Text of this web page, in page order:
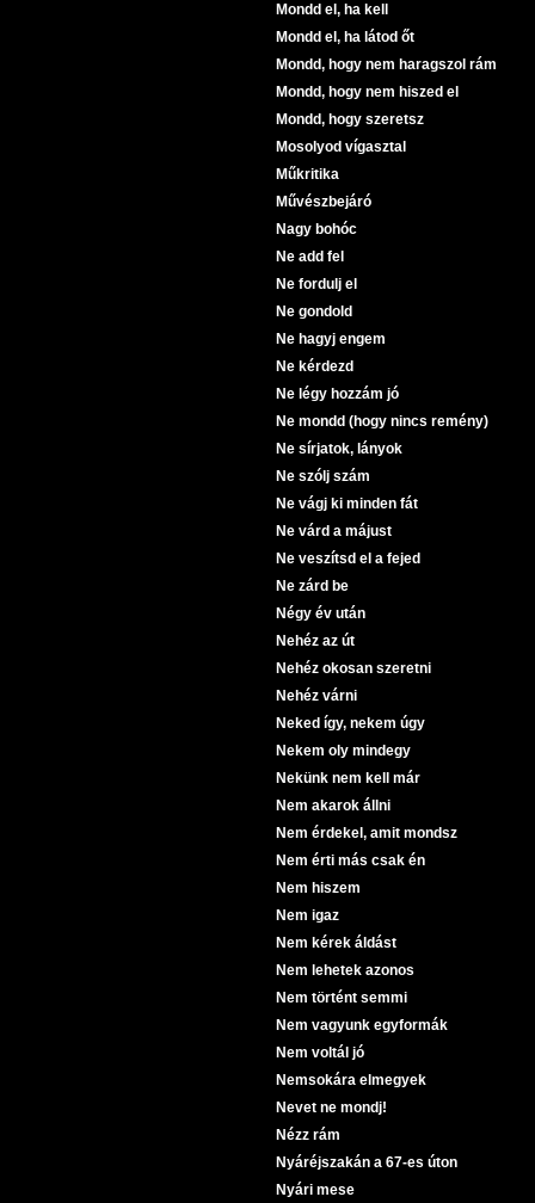
Mondd el, ha kell
Mondd el, ha látod őt
Mondd, hogy nem haragszol rám
Mondd, hogy nem hiszed el
Mondd, hogy szeretsz
Mosolyod vígasztal
Műkritika
Művészbejáró
Nagy bohóc
Ne add fel
Ne fordulj el
Ne gondold
Ne hagyj engem
Ne kérdezd
Ne légy hozzám jó
Ne mondd (hogy nincs remény)
Ne sírjatok, lányok
Ne szólj szám
Ne vágj ki minden fát
Ne várd a májust
Ne veszítsd el a fejed
Ne zárd be
Négy év után
Nehéz az út
Nehéz okosan szeretni
Nehéz várni
Neked így, nekem úgy
Nekem oly mindegy
Nekünk nem kell már
Nem akarok állni
Nem érdekel, amit mondsz
Nem érti más csak én
Nem hiszem
Nem igaz
Nem kérek áldást
Nem lehetek azonos
Nem történt semmi
Nem vagyunk egyformák
Nem voltál jó
Nemsokára elmegyek
Nevet ne mondj!
Nézz rám
Nyáréjszakán a 67-es úton
Nyári mese